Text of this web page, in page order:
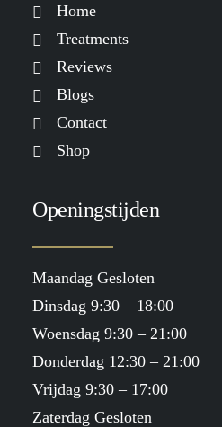
Home
Treatments
Reviews
Blogs
Contact
Shop
Openingstijden
Maandag Gesloten
Dinsdag 9:30 – 18:00
Woensdag 9:30 – 21:00
Donderdag 12:30 – 21:00
Vrijdag 9:30 – 17:00
Zaterdag Gesloten